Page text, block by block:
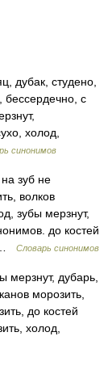
дубак, студено,
бессердечно, с
холод,
синонимов
зуб не
волков
зубы мерзнут,
до костей
…
Словарь синонимов
мерзнут, дубарь,
морозить,
до костей
холод,